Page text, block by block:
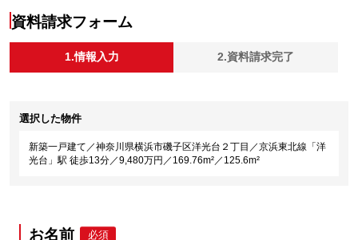
資料請求フォーム
1.情報入力 2.資料請求完了
選択した物件
新築一戸建て／神奈川県横浜市磯子区洋光台２丁目／京浜東北線「洋
光台」駅 徒歩13分／9,480万円／169.76m²／125.6m²
お名前 必須